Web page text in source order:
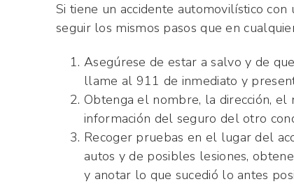
Si tiene un accidente automovilístico
seguir los mismos pasos que en
Asegúrese de estar a salvo y de
llame al 911 de inmediato y
Obtenga el nombre, la dirección,
información del seguro del otro
Recoger pruebas en el lugar del
autos y de posibles lesiones,
y anotar lo que sucedió lo antes